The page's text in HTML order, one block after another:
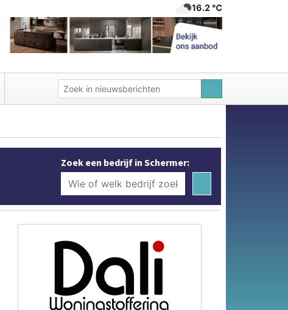
16.2 ℃
Zoek een bedrijf in Schermer: